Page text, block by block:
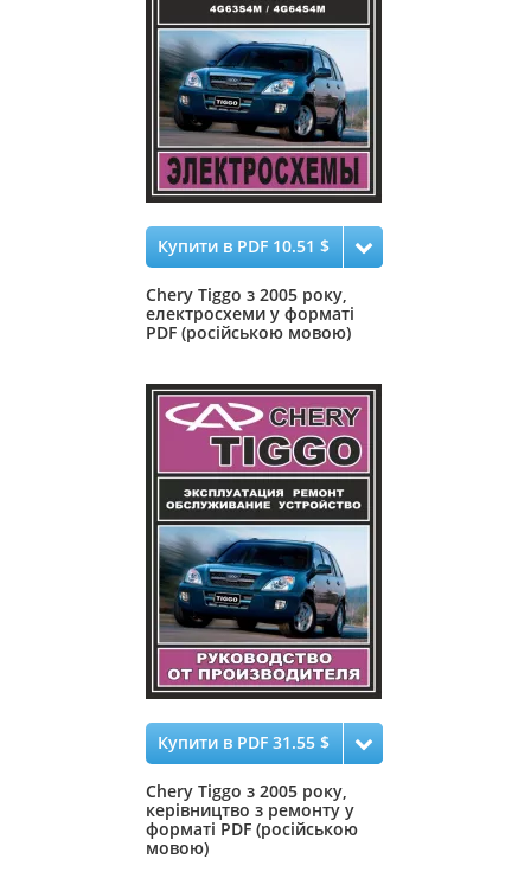
Купити в PDF 10.51 $
Chery Tiggo з 2005 року,
електросхеми у форматі
PDF (російською мовою)
Купити в PDF 31.55 $
Chery Tiggo з 2005 року,
керівництво з ремонту у
форматі PDF (російською
мовою)